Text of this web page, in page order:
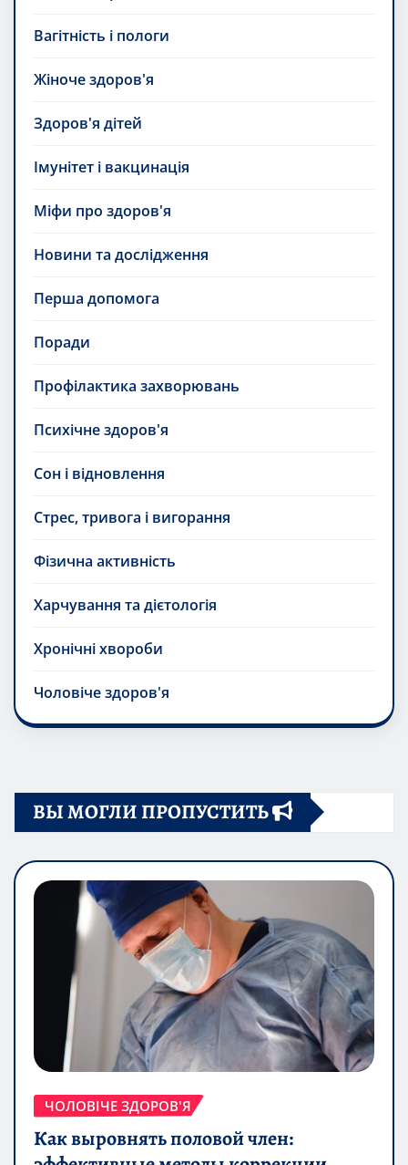
Вагітність і пологи
Жіноче здоров'я
Здоров'я дітей
Імунітет і вакцинація
Міфи про здоров'я
Новини та дослідження
Перша допомога
Поради
Профілактика захворювань
Психічне здоров'я
Сон і відновлення
Стрес, тривога і вигорання
Фізична активність
Харчування та дієтологія
Хронічні хвороби
Чоловіче здоров'я
ВЫ МОГЛИ ПРОПУСТИТЬ
ЧОЛОВІЧЕ ЗДОРОВ'Я
Как выровнять половой член: